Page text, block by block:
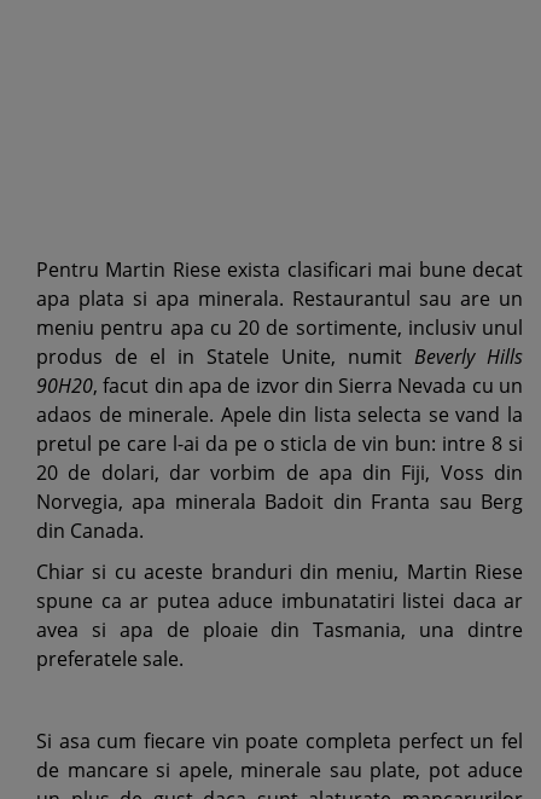
Pentru Martin Riese exista clasificari mai bune decat
apa plata si apa minerala. Restaurantul sau are un
meniu pentru apa cu 20 de sortimente, inclusiv unul
produs de el in Statele Unite, numit Beverly Hills
90H20, facut din apa de izvor din Sierra Nevada cu un
adaos de minerale. Apele din lista selecta se vand la
pretul pe care l-ai da pe o sticla de vin bun: intre 8 si
20 de dolari, dar vorbim de apa din Fiji, Voss din
Norvegia, apa minerala Badoit din Franta sau Berg
din Canada.
Chiar si cu aceste branduri din meniu, Martin Riese
spune ca ar putea aduce imbunatatiri listei daca ar
avea si apa de ploaie din Tasmania, una dintre
preferatele sale.
Si asa cum fiecare vin poate completa perfect un fel
de mancare si apele, minerale sau plate, pot aduce